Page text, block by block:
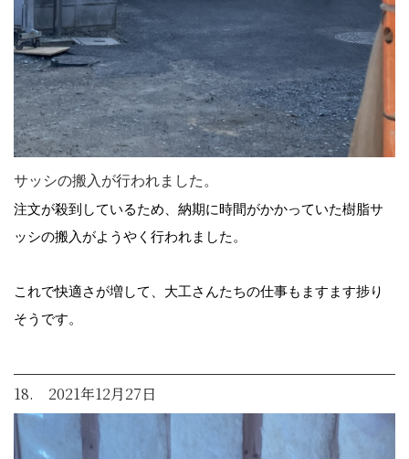
サッシの搬入が行われました。
注文が殺到しているため、納期に時間がかかっていた樹脂サ
ッシの搬入がようやく行われました。
これで快適さが増して、大工さんたちの仕事もますます捗り
そうです。
18. 2021年12月27日